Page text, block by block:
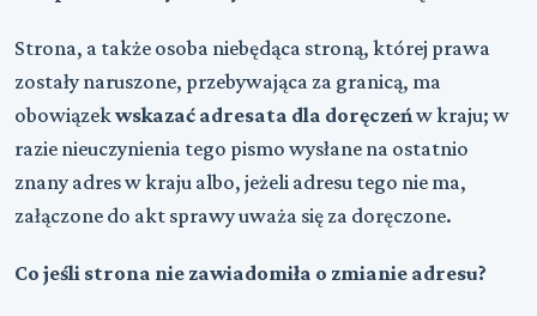
Strona, a także osoba niebędąca stroną, której prawa
zostały naruszone, przebywająca za granicą, ma
obowiązekwskazać adresata dla doręczeń w kraju; w
razie nieuczynienia tego pismo wysłane na ostatnio
znany adres w kraju albo, jeżeli adresu tego nie ma,
załączone do akt sprawy uważa się za doręczone.
Co jeśli strona nie zawiadomiła o zmianie adresu?